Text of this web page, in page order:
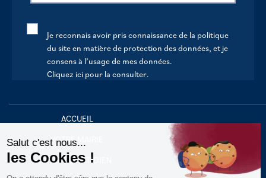
Je reconnais avoir pris connaissance de la politique
du site en matière de protection des données, et je
consens à l’usage de mes données.
Cliquez ici pour la consulter.
ACCUEIL
VOTRE MAIRIE
VOTRE QUOTIDIEN
Salut c'est nous...
les Cookies !